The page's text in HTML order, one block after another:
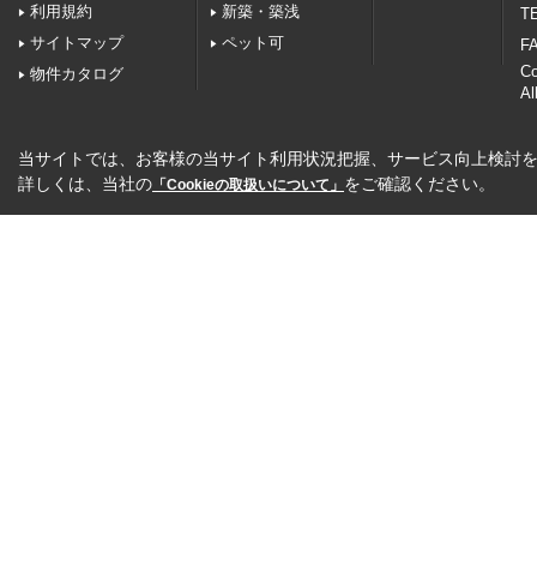
利用規約
サイトマップ
物件カタログ
新築・築浅
ペット可
当サイトでは、お客様の当サイト利用状況把握、サービス向上検討
詳しくは、当社の 「Cookieの取扱いについて」 をご確認ください。